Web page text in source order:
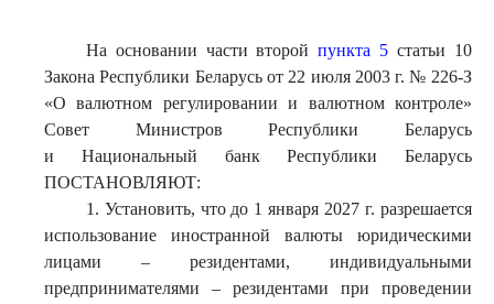
На основании части второйпункта 5 статьи 10
Закона Республики Беларусь от 22 июля 2003 г. № 226-З
«О валютном регулировании и валютном контроле»
Совет Министров Республики Беларусь
и Национальный банк Республики Беларусь
ПОСТАНОВЛЯЮТ:
1. Установить, что до 1 января 2027 г. разрешается
использование иностранной валюты юридическими
лицами – резидентами, индивидуальными
предпринимателями – резидентами при проведении